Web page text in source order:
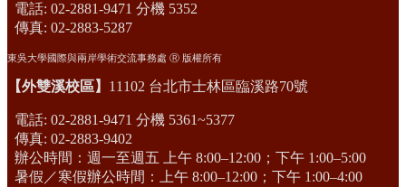
電話: 02-2881-9471 分機 5352
傳真: 02-2883-5287
東吳大學國際與兩岸學術交流事務處 Ⓡ 版權所有
【外雙溪校區】 11102 台北市士林區臨溪路70號
電話: 02-2881-9471 分機 5361~5377
傳真: 02-2883-9402
辦公時間：週一至週五 上午 8:00–12:00；下午 1:00–5:00
暑假／寒假辦公時間：上午 8:00–12:00；下午 1:00–4:00